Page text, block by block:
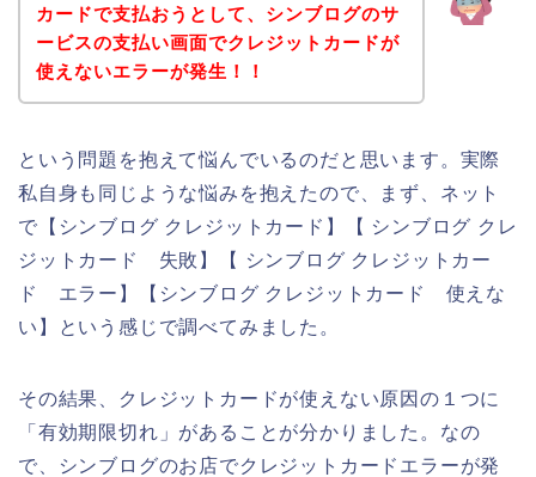
カードで支払おうとして、シンブログのサ
ービスの支払い画面でクレジットカードが
使えないエラーが発生！！
という問題を抱えて悩んでいるのだと思います。実際
私自身も同じような悩みを抱えたので、まず、ネット
で【シンブログ クレジットカード】【 シンブログ クレ
ジットカード 失敗】【 シンブログ クレジットカー
ド エラー】【シンブログ クレジットカード 使えな
い】という感じで調べてみました。
その結果、クレジットカードが使えない原因の１つに
「有効期限切れ」があることが分かりました。なの
で、シンブログのお店でクレジットカードエラーが発